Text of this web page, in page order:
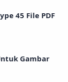
45 File PDF
Gambar